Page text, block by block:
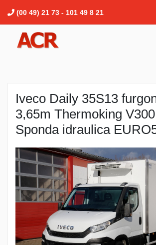
(00 49) 21 73 - 101 49 8 21
Iveco Daily 35S13
3,65m Thermoking
Sponda idraulica